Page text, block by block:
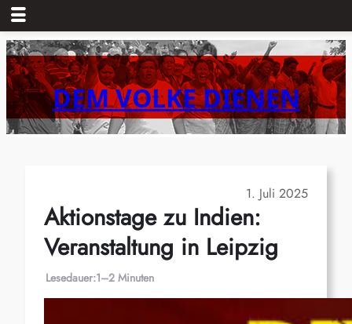
Zum
Inhalt
springenDEM VOLKE DIENEN
1. Juli 2025
Aktionstage zu Indien:
Veranstaltung in Leipzig
Lesedauer:1–2 Minuten